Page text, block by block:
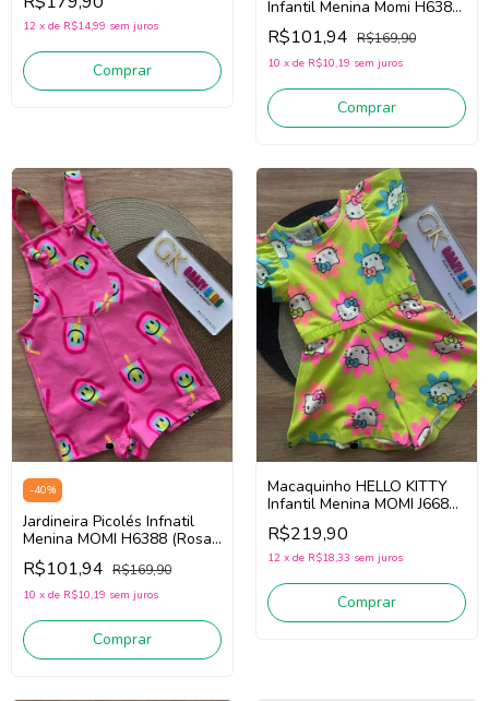
12 x de R$14,99 sem juros
Comprar
Infantil Menina Momi H6389
(roxo Vibrante)
R$101,94 R$169,90
10 x de R$10,19 sem juros
Comprar
-40%
Jardineira Picolés Infnatil
Menina MOMI H6388 (Rosa
Pink)
R$101,94 R$169,90
10 x de R$10,19 sem juros
Comprar
Macaquinho HELLO KITTY
Infantil Menina MOMI J6681
(Verde Neon)
R$219,90
12 x de R$18,33 sem juros
Comprar